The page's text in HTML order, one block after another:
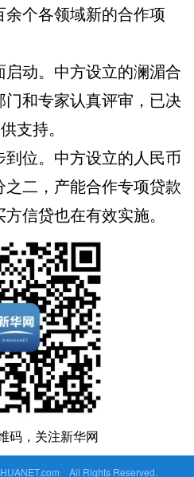
个各领域新的合作项
动。中方设立的澜湄合
和专家认真评审，已决
支持。
位。中方设立的人民币
二，产能合作专项贷款
信贷也在有效实施。
码，关注新华网
All Rights Reserved.